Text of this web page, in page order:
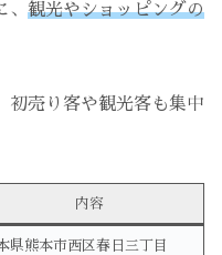
観光やショッピングの
初売り客や観光客も集中
内容
県熊本市西区春日三丁目